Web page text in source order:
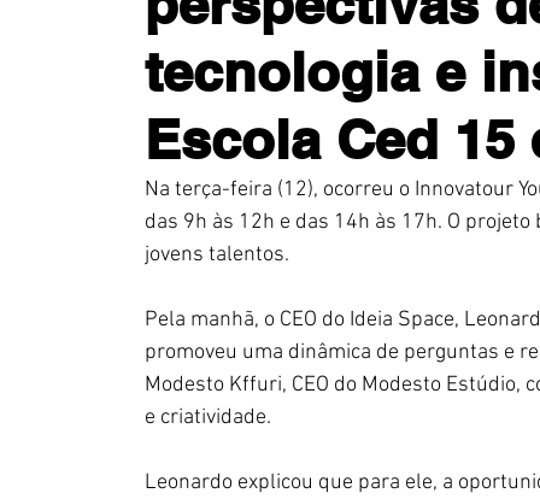
tecnologia e
Escola Ced 15
Na terça-feira (12), ocorreu o Innovatour
das 9h às 12h e das 14h às 17h. O
jovens talentos.
Pela manhã, o CEO do Ideia Space,
promoveu uma dinâmica de perguntas e
Modesto Kffuri, CEO do Modesto Estúdio,
e criatividade.
Leonardo explicou que para ele, a